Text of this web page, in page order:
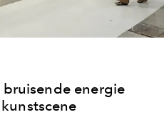
energie